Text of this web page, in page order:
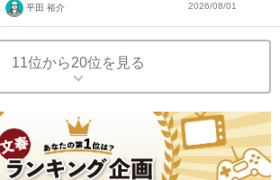
平田 裕介 2026/08/01
11位から20位を見る